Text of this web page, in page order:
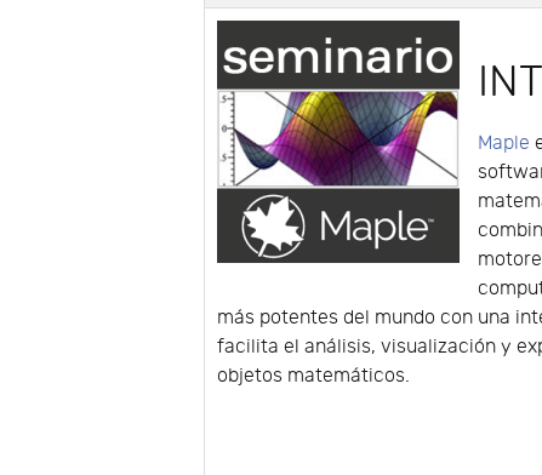
Maple
más potentes del mundo con una
facilita el análisis, visualización y
objetos matemáticos.